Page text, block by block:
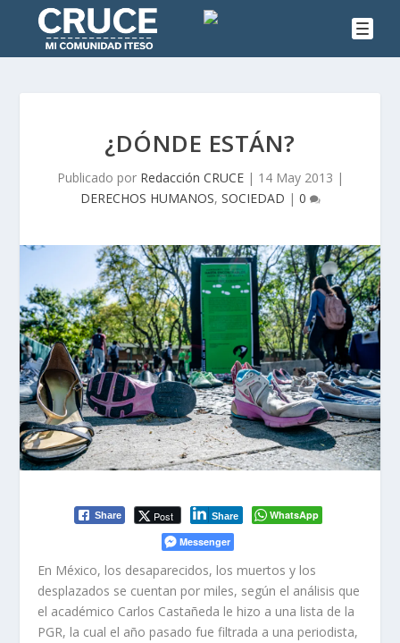
¿DÓNDE ESTÁN?
Publicado por Redacción CRUCE| 14 May 2013 |
DERECHOS HUMANOS, SOCIEDAD | 0
Share Post Share
WhatsApp
Messenger
En México, los desaparecidos, los muertos y los
desplazados se cuentan por miles, según el análisis que
el académico Carlos Castañeda le hizo a una lista de la
PGR, la cual el año pasado fue filtrada a una periodista,